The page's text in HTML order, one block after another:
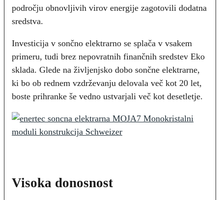
področju obnovljivih virov energije zagotovili dodatna
sredstva.
Investicija v sončno elektrarno se splača v vsakem
primeru, tudi brez nepovratnih finančnih sredstev Eko
sklada. Glede na življenjsko dobo sončne elektrarne,
ki bo ob rednem vzdrževanju delovala več kot 20 let,
boste prihranke še vedno ustvarjali več kot desetletje.
Visoka donosnost